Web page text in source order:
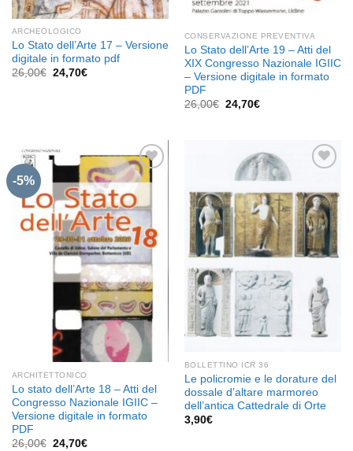
ARCHEOLOGICO
Lo Stato dell’Arte 17 – Versione
digitale in formato pdf
26,00€ Il
24,70€Il
CONSERVAZIONE PREVENTIVA
Lo Stato dell’Arte 19 – Atti del
XIX Congresso Nazionale IGIIC
– Versione digitale in formato
PDF
26,00€ Il
24,70€Il
-5%
Aggiungi
alla lista
dei
desideri
ARCHITETTONICO
Lo stato dell’Arte 18 – Atti del
Congresso Nazionale IGIIC –
Versione digitale in formato
PDF
26,00€ Il
24,70€Il
Aggiungi
alla lista
dei
desideri
BOLLETTINO ICR 36
Le policromie e le dorature del
dossale d’altare marmoreo
dell’antica Cattedrale di Orte
3,90€